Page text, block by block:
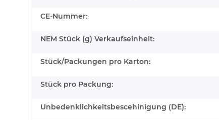
CE-Nummer:
NEM Stück (g) Verkaufseinheit:
Stück/Packungen pro Karton:
Stück pro Packung:
Unbedenklichkeitsbescehinigung (DE):